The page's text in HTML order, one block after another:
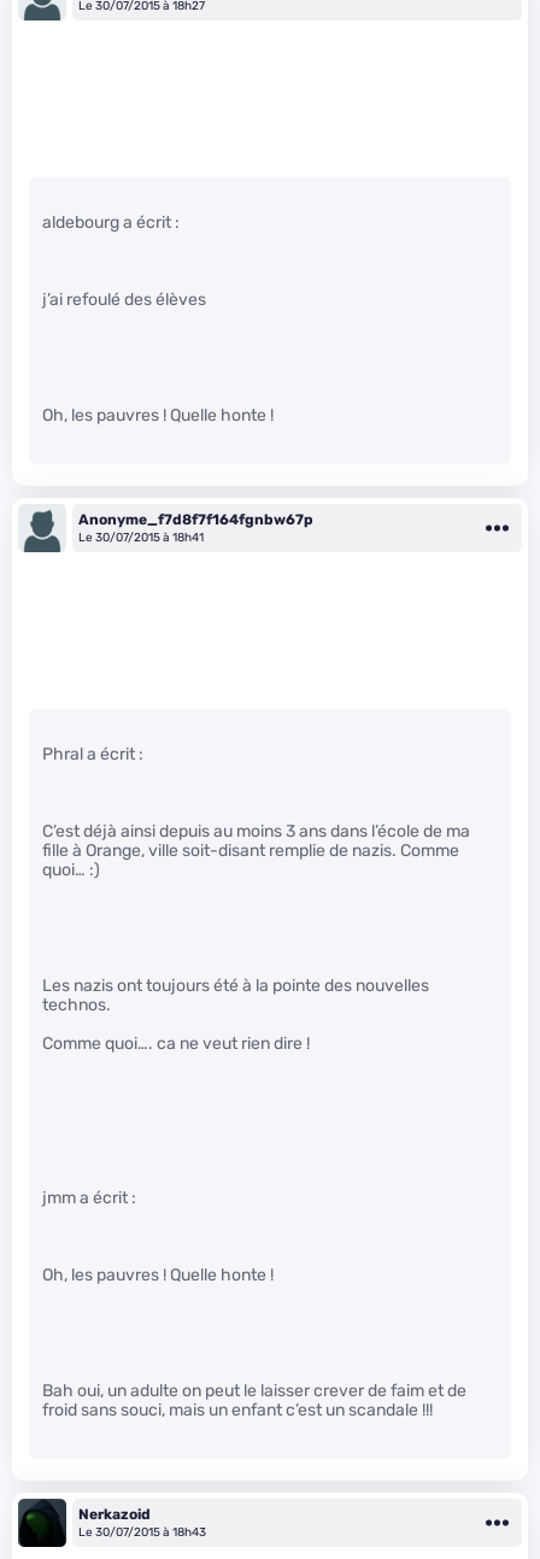
Le 30/07/2015 à 18h27
aldebourg a écrit :
j’ai refoulé des élèves
Oh, les pauvres ! Quelle honte !
Anonyme_f7d8f7f164fgnbw67p
Le 30/07/2015 à 18h41
Phral a écrit :
C’est déjà ainsi depuis au moins 3 ans dans l’école de ma
fille à Orange, ville soit-disant remplie de nazis. Comme
quoi… :)
Les nazis ont toujours été à la pointe des nouvelles
technos.
Comme quoi…. ca ne veut rien dire !
jmm a écrit :
Oh, les pauvres ! Quelle honte !
Bah oui, un adulte on peut le laisser crever de faim et de
froid sans souci, mais un enfant c’est un scandale !!!
Nerkazoid
Le 30/07/2015 à 18h43